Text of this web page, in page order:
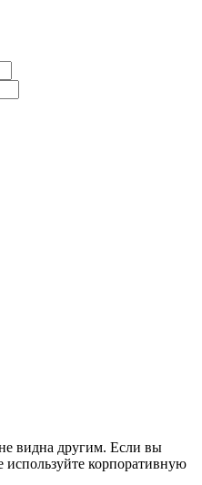
видна другим. Если вы
используйте корпоративную